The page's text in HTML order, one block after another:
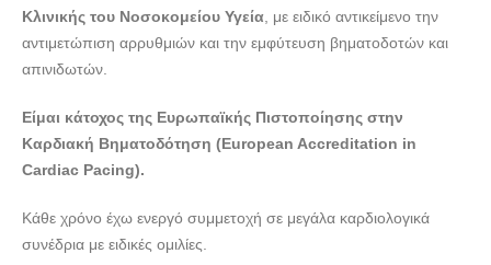
Κλινικής του Νοσοκομείου Υγεία , με ειδικό αντικείμενο την
αντιμετώπιση αρρυθμιών και την εμφύτευση βηματοδοτών και
απινιδωτών.
Είμαι κάτοχος της Ευρωπαϊκής Πιστοποίησης στην
Καρδιακή Βηματοδότηση (European Accreditation in
Cardiac Pacing).
Κάθε χρόνο έχω ενεργό συμμετοχή σε μεγάλα καρδιολογικά
συνέδρια με ειδικές ομιλίες.